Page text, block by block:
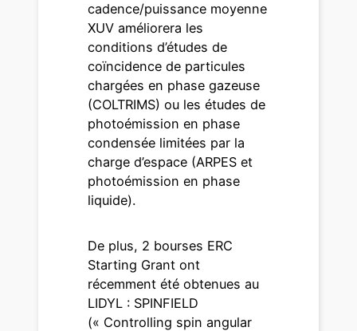
cadence/puissance moyenne
XUV améliorera les
conditions d’études de
coïncidence de particules
chargées en phase gazeuse
(COLTRIMS) ou les études de
photoémission en phase
condensée limitées par la
charge d’espace (ARPES et
photoémission en phase
liquide).
De plus, 2 bourses ERC
Starting Grant ont
récemment été obtenues au
LIDYL : SPINFIELD
(« Controlling spin angular